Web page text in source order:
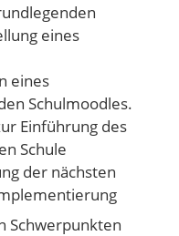
eines
eines
Schulmoodles.
Einführung des
Schule
der nächsten
Schwerpunkten